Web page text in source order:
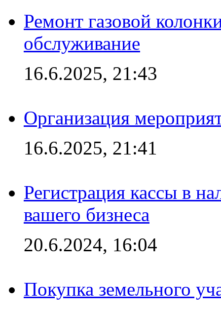
Ремонт газовой
обслуживание
16.6.2025, 21:43
Организация
16.6.2025, 21:41
Регистрация кассы в
вашего бизнеса
20.6.2024, 16:04
Покупка земельного